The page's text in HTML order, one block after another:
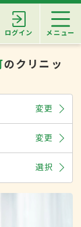
ログイン メニュー
のクリニッ
変更
変更
選択